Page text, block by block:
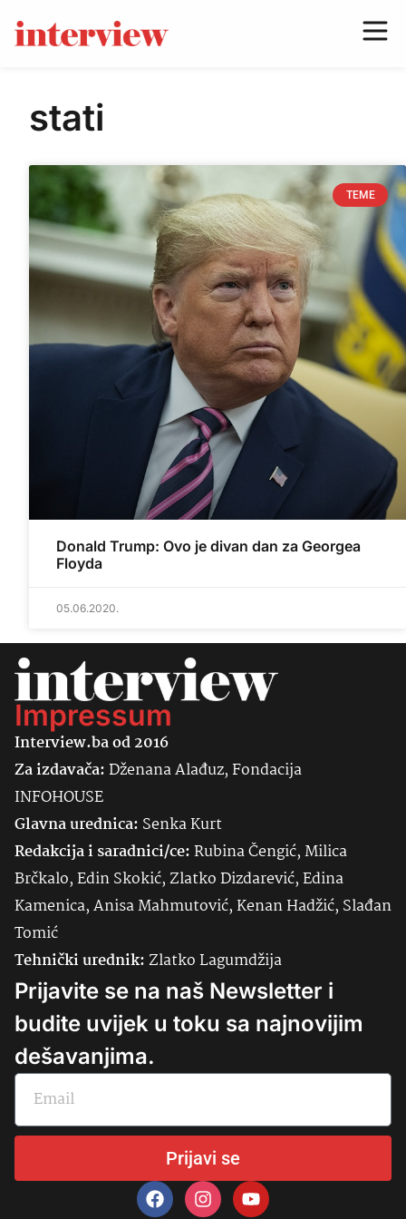
stati
TEME
Donald Trump: Ovo je divan dan za Georgea
Floyda
05.06.2020.
Impressum
Interview.ba od 2016
Za izdavača:Dženana Alađuz, Fondacija
INFOHOUSE
Glavna urednica: SenkaKurt
Redakcija i saradnici/ce:Rubina Čengić, Milica
Brčkalo, Edin Skokić, Zlatko Dizdarević, Edina
Kamenica, Anisa Mahmutović, Kenan Hadžić, Slađan
Tomić
Tehnički urednik:Zlatko Lagumdžija
Prijavite se na naš Newsletter i
budite uvijek u toku sa najnovijim
dešavanjima.
Prijavi se